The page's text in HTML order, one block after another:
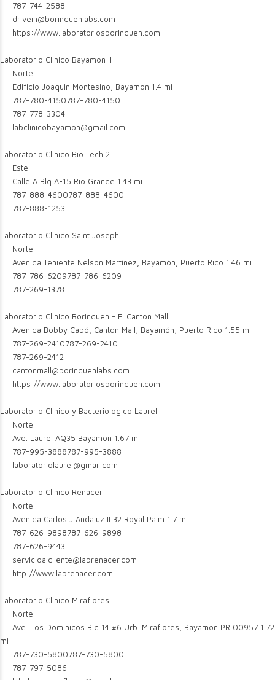
787-744-2588
drivein@borinquenlabs.com
https://www.laboratoriosborinquen.com
Laboratorio Clinico Bayamon II
Norte
Edificio Joaquin Montesino, Bayamon 1.4 mi
787-780-4150787-780-4150
787-778-3304
labclinicobayamon@gmail.com
Laboratorio Clinico Bio Tech 2
Este
Calle A Blq A-15 Rio Grande 1.43 mi
787-888-4600787-888-4600
787-888-1253
Laboratorio Clinico Saint Joseph
Norte
Avenida Teniente Nelson Martínez, Bayamón, Puerto Rico 1.46 mi
787-786-6209787-786-6209
787-269-1378
Laboratorio Clinico Borinquen - El Canton Mall
Avenida Bobby Capó, Canton Mall, Bayamón, Puerto Rico 1.55 mi
787-269-2410787-269-2410
787-269-2412
cantonmall@borinquenlabs.com
https://www.laboratoriosborinquen.com
Laboratorio Clinico y Bacteriologico Laurel
Norte
Ave. Laurel AQ35 Bayamon 1.67 mi
787-995-3888787-995-3888
laboratoriolaurel@gmail.com
Laboratorio Clinico Renacer
Norte
Avenida Carlos J Andaluz IL32 Royal Palm 1.7 mi
787-626-9898787-626-9898
787-626-9443
servicioalcliente@labrenacer.com
http://www.labrenacer.com
Laboratorio Clinico Miraflores
Norte
Ave. Los Dominicos Blq 14 #6 Urb. Miraflores, Bayamon PR 00957 1.72
mi
787-730-5800787-730-5800
787-797-5086